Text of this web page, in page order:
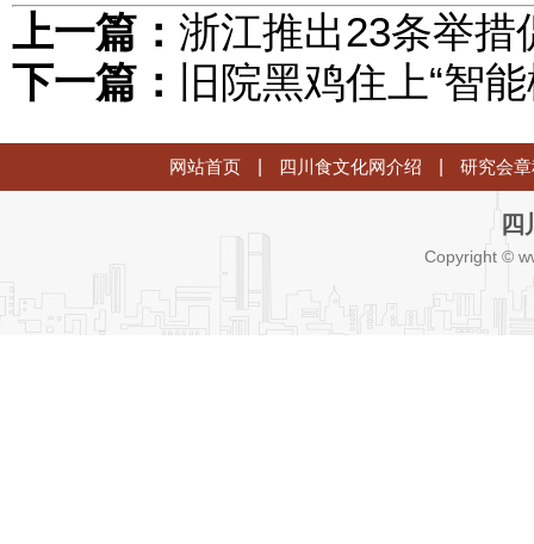
上一篇： 浙江推出23条举措
下一篇：
旧院黑鸡住上“智
网站首页 四川食文化网介绍 研究会
Copyright ©